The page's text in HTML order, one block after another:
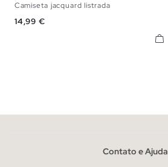
XS
Camiseta jacquard listrada
Preço
14,99 €
Contato e Ajuda